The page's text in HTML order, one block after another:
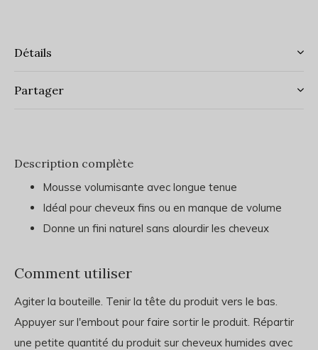
Détails
Partager
Description complète
Mousse volumisante avec longue tenue
Idéal pour cheveux fins ou en manque de volume
Donne un fini naturel sans alourdir les cheveux
Comment utiliser
Agiter la bouteille. Tenir la tête du produit vers le bas.
Appuyer sur l'embout pour faire sortir le produit. Répartir
une petite quantité du produit sur cheveux humides avec